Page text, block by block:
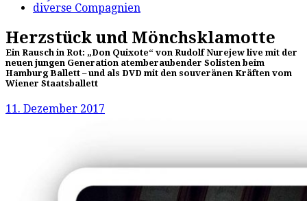
diverse Compagnien
Herzstück und Mönchsklamotte
Ein Rausch in Rot: „Don Quixote“ von Rudolf Nurejew live mit der
neuen jungen Generation atemberaubender Solisten beim
Hamburg Ballett – und als DVD mit den souveränen Kräften vom
Wiener Staatsballett
11. Dezember 2017